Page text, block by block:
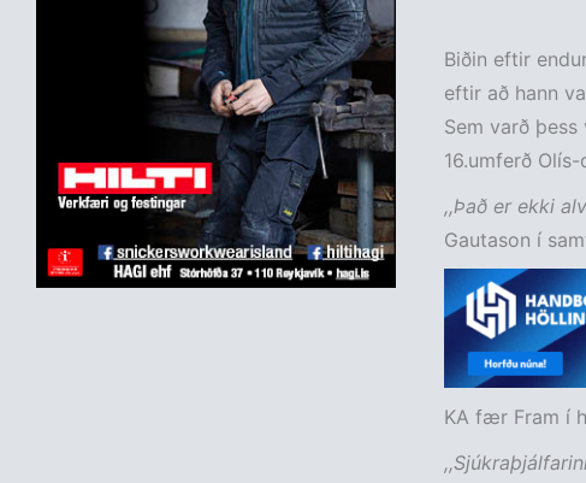
Biðin eftir
eftir að hann
Sem varð
16.umferð
,,Það er ekki
Gautason í
KA fær Fram í